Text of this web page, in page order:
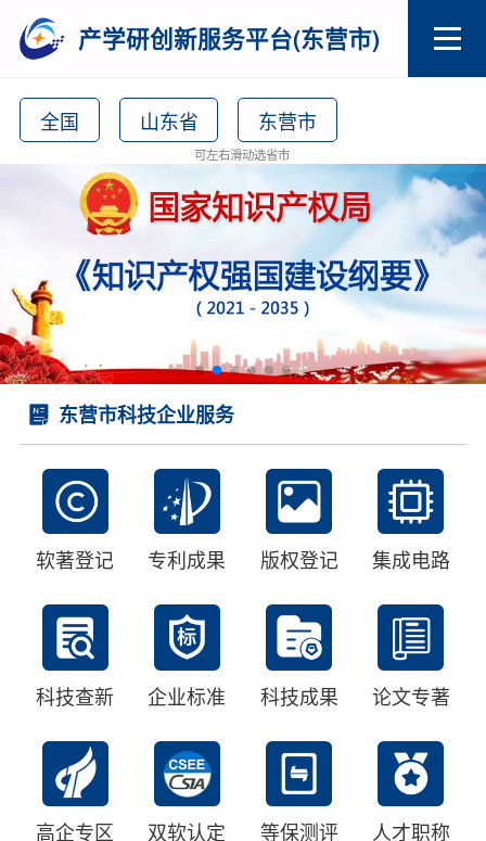
产学研创新服务平台(东营市)
全国 山东省 东营市
可左右滑动选省市
东营市科技企业服务
软著登记 专利成果 版权登记 集成电路
科技查新 企业标准 科技成果 论文专著
高企专区 双软认定 等保测评 人才职称